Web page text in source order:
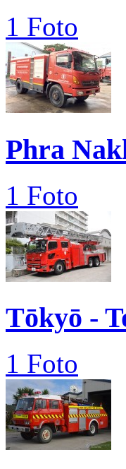
1 Foto
Phra
1 Foto
Tōkyō -
1 Foto